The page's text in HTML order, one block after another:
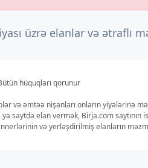
üzrə elanlar və ətraflı
hüquqları qorunur
və əmtəə nişanları onların yiyələrinə
saytda elan vermək, Birja.com saytının
və yerləşdirilmiş elanların